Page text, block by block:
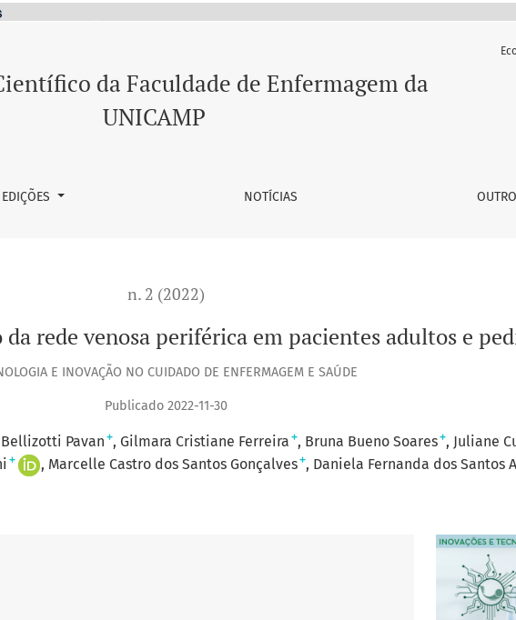
em pacientes adultos e pediátricos
da Faculdade de Enfermagem da
UNICAMP
EDIÇÕES NOTÍCIAS
n. 2 (2022)
rede venosa periférica em pacientes adultos e
E INOVAÇÃO NO CUIDADO DE ENFERMAGEM E SAÚDE
Publicado 2022-11-30
Pavan + Gilmara Cristiane Ferreira + Bruna Bueno Soares+ Juliane
+ Marcelle Castro dos Santos Gonçalves+ Daniela Fernanda dos Santos